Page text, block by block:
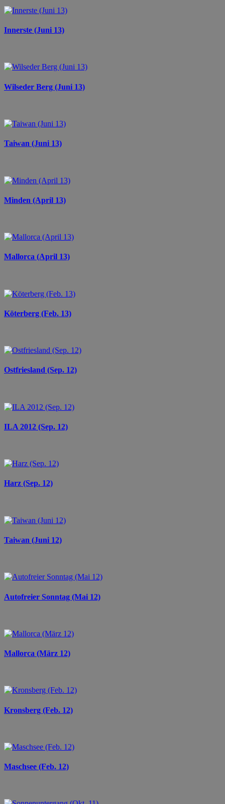
Innerste (Juni 13)
Wilseder Berg (Juni 13)
Taiwan (Juni 13)
Minden (April 13)
Mallorca (April 13)
Köterberg (Feb. 13)
Ostfriesland (Sep. 12)
ILA 2012 (Sep. 12)
Harz (Sep. 12)
Taiwan (Juni 12)
Autofreier Sonntag (Mai 12)
Mallorca (März 12)
Kronsberg (Feb. 12)
Maschsee (Feb. 12)